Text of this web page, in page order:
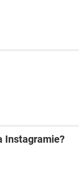
Instagramie?